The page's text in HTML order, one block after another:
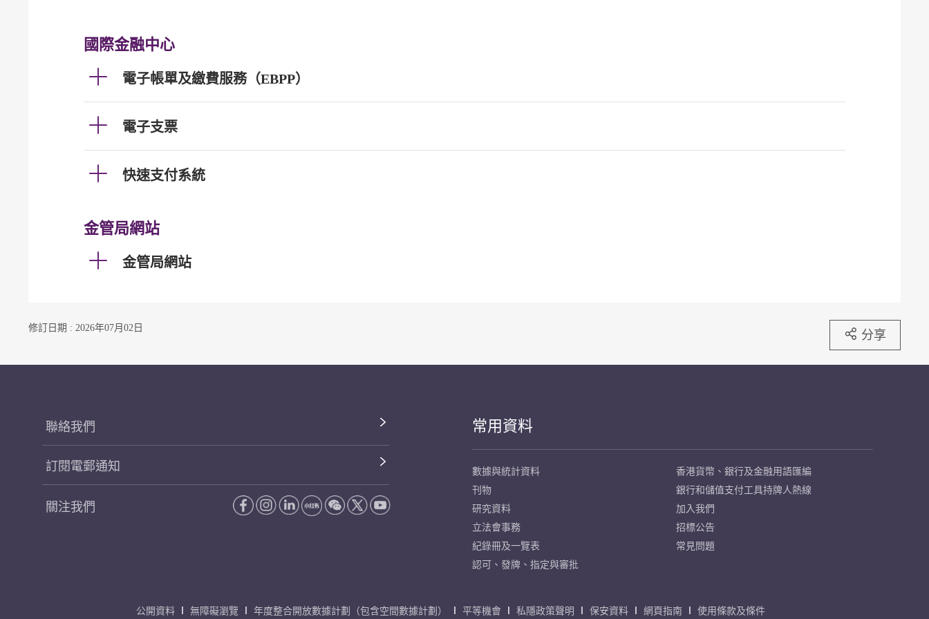
國際金融中心
電子帳單及繳費服務（EBPP）
電子支票
快速支付系統
金管局網站
金管局網站
修訂日期 : 2026年07月02日 分享
聯絡我們
訂閱電郵通知
關注我們
常用資料
數據與統計資料
刊物
研究資料
立法會事務
紀錄冊及一覽表
認可、發牌、指定與審批
香港貨幣、銀行及金融用語匯編
銀行和儲值支付工具持牌人熱線
加入我們
招標公告
常見問題
公開資料 無障礙瀏覽 年度整合開放數據計劃（包含空間數據計劃） 平等機會 私隱政策聲明 保安資料 網頁指南 使用條款及條件